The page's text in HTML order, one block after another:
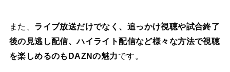
また、 ライブ放送だけでなく、追っかけ視聴や試合終了
後の見逃し配信、ハイライト配信など様々な方法で視聴
を楽しめるのもDAZNの魅力です。